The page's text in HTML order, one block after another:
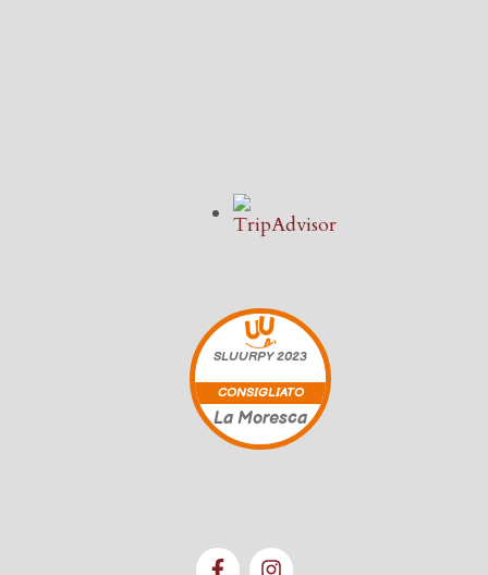
SLUURPY2023
CONSIGLIATO
La Moresca